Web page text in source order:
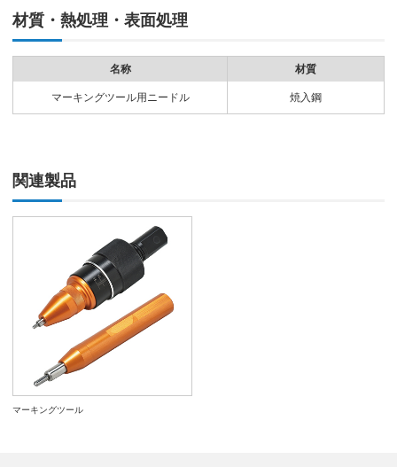
材質・熱処理・表面処理
名称 材質
マーキングツール用ニードル 焼入鋼
関連製品
マーキングツール